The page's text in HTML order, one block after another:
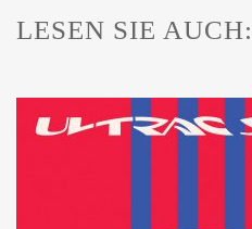
LESEN SIE AUCH: